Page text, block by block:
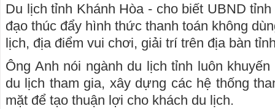
Du lịch tỉnh Khánh Hòa - cho biết UBND
đạo thúc đẩy hình thức thanh toán không
lịch, địa điểm vui chơi, giải trí trên địa bàn
Ông Anh nói ngành du lịch tỉnh luôn
du lịch tham gia, xây dựng các hệ thống
mặt để tạo thuận lợi cho khách du lịch.